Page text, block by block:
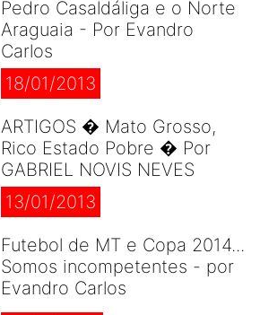
Pedro Casaldáliga e o Norte
Araguaia - Por Evandro
Carlos
18/01/2013
ARTIGOS � Mato Grosso,
Rico Estado Pobre � Por
GABRIEL NOVIS NEVES
13/01/2013
Futebol de MT e Copa 2014...
Somos incompetentes - por
Evandro Carlos